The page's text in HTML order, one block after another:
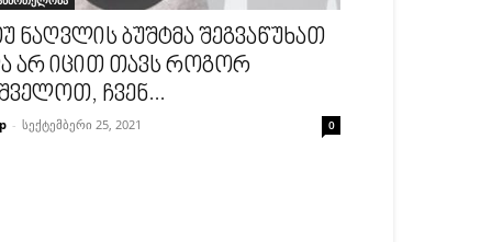
ნაღვლის ბუშტმა შეგვაწუხათ
არ იცით თავს როგორ
ჩვენ...
- სექტემბერი 25, 2021 0